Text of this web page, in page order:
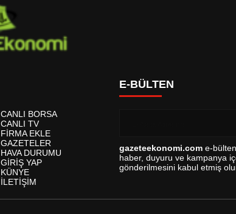
CANLI BORSA
CANLI TV
FİRMA EKLE
GAZETELER
HAVA DURUMU
GİRİŞ YAP
KÜNYE
İLETİŞİM
E-BÜLTEN
gazeteekonomi.com e-
haber, duyuru ve kampanya
gönderilmesini kabul etmiş